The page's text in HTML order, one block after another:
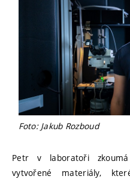
Foto: Jakub Rozboud
Petr v laboratoři
vytvořené materiály,